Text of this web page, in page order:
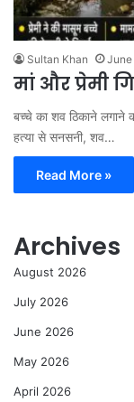
Sultan Khan
मां और प्रेमी
बच्चे का शव ठिकाने लगाने
हत्या से सनसनी, शव…
Read More »
Archives
August 2026
July 2026
June 2026
May 2026
April 2026